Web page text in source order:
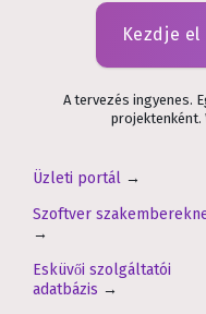
Kezdje
A tervezés ingyenes.
Üzleti portál →
Szoftver
→
Esküvői szolgáltatói
adatbázis →